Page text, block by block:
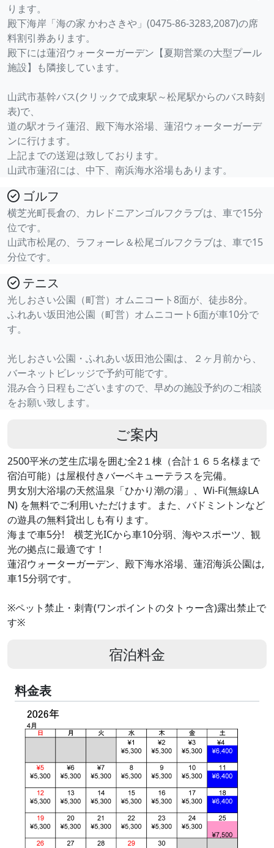
ります。
殿下海岸「海の家 かわさきや」(0475-86-3283,2087)の席
料割引券あります。
殿下には蓮沼ウォーターガーデン【夏期営業の大型プール
施設】も隣接しています。
山武市基幹バス(クリックで成東駅～松尾駅からのバス時刻
表)で、
道の駅オライ蓮沼、殿下海水浴場、蓮沼ウォーターガーデ
ンに行けます。
上記までの送迎は致しております。
山武市蓮沼には、中下、南浜海水浴場もあります。
ゴルフ
横芝光町長倉の、カレドニアンゴルフクラブは、車で15分
位です。
山武市松尾の、ラフォーレ＆松尾ゴルフクラブは、車で15
分位です。
テニス
光しおさい公園（町営）オムニコート8面が、徒歩8分。
ふれあい坂田池公園（町営）オムニコート6面が車10分で
す。
光しおさい公園・ふれあい坂田池公園は、２ヶ月前から、
バーネットビレッジで予約可能です。
混み合う日程もございますので、早めの施設予約のご相談
をお願い致します。
ご案内
2500平米の芝生広場を囲む全2１棟（合計１６５名様まで
宿泊可能）は屋根付きバーベキューテラスを完備。
男女別大浴場の天然温泉「ひかり潮の湯」、Wi-Fi(無線LA
N) を無料でご利用いただけます。また、バドミントンなど
の遊具の無料貸出しも有ります。
海まで車5分! 横芝光ICから車10分弱、海やスポーツ、観
光の拠点に最適です！
蓮沼ウォーターガーデン、殿下海水浴場、蓮沼海浜公園は,
車15分弱です。
※ペット禁止・刺青(ワンポイントのタトゥー含)露出禁止で
す※
宿泊料金
料金表